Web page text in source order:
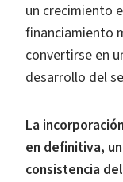
un crecimiento
financiamiento
convertirse en
desarrollo del
La
en definitiva,
consistencia